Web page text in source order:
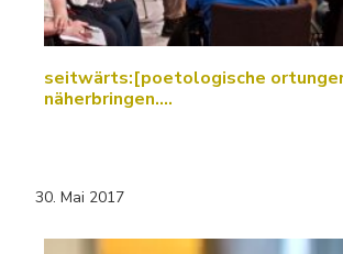
seitwärts:[poetologische
näherbringen....
30. Mai 2017